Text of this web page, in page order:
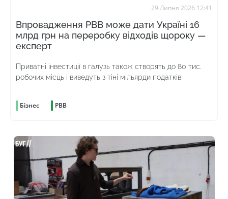
29 Липня 2026 12:41
Впровадження РВВ може дати Україні 16
млрд грн на переробку відходів щороку —
експерт
Приватні інвестиції в галузь також створять до 80 тис.
робочих місць і виведуть з тіні мільярди податків
Бізнес РВВ